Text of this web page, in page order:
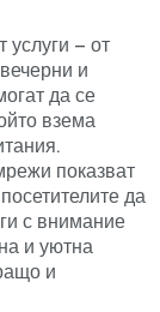
– от
и
да се
взема
показват
да
с внимание
и уютна
и